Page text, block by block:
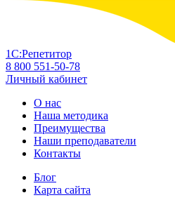
1С:Репетитор
8 800 551-50-78
Личный кабинет
О нас
Наша методика
Преимущества
Наши преподаватели
Контакты
Блог
Карта сайта